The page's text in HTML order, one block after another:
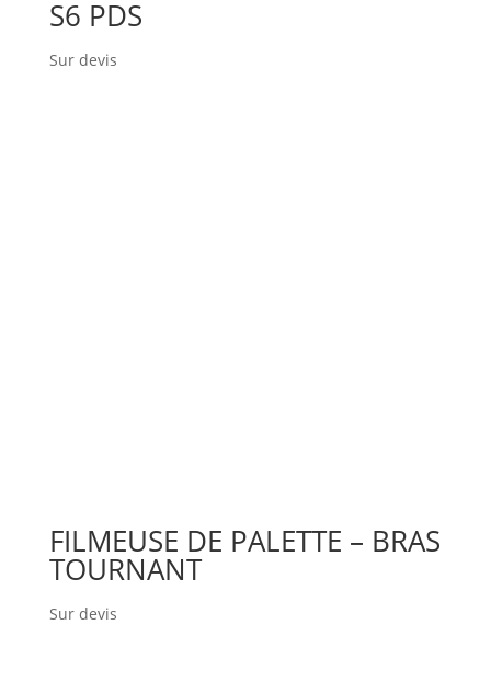
S6 PDS
Sur devis
FILMEUSE DE PALETTE – BRAS
TOURNANT
Sur devis